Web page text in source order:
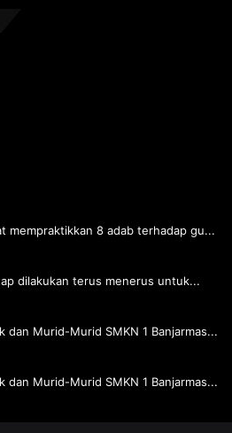
mempraktikkan 8 adab terhadap gu...
dilakukan terus menerus untuk...
dan Murid-Murid SMKN 1 Banjarmas...
dan Murid-Murid SMKN 1 Banjarmas...